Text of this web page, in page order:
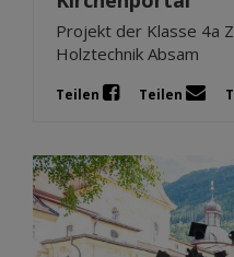
Projekt der Klasse 4a
Holztechnik Absam
Teilen Teilen